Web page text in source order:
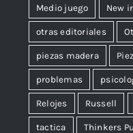
Medio juego New
otras editoriales
piezas madera
problemas
Relojes Russell
tactica Thinkers